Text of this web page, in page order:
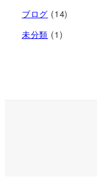
ブログ (14)
未分類 (1)